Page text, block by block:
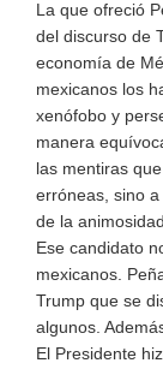
La que ofreció
del discurso de
economía de
mexicanos los
xenófobo y
manera
las mentiras
erróneas, sino
de la
Ese candidato
mexicanos.
Trump que se
algunos.
El Presidente